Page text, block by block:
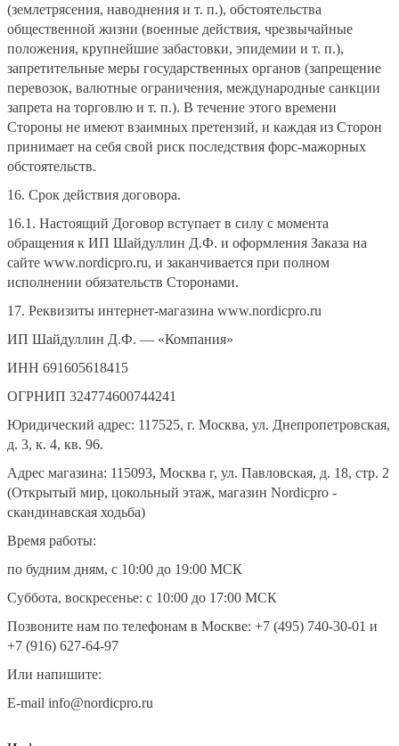
(землетрясения, наводнения и т. п.), обстоятельства
общественной жизни (военные действия, чрезвычайные
положения, крупнейшие забастовки, эпидемии и т. п.),
запретительные меры государственных органов (запрещение
перевозок, валютные ограничения, международные санкции
запрета на торговлю и т. п.). В течение этого времени
Стороны не имеют взаимных претензий, и каждая из Сторон
принимает на себя свой риск последствия форс-мажорных
обстоятельств.
16. Срок действия договора.
16.1. Настоящий Договор вступает в силу с момента
обращения к ИП Шайдуллин Д.Ф. и оформления Заказа на
сайте www.nordicpro.ru, и заканчивается при полном
исполнении обязательств Сторонами.
17. Реквизиты интернет-магазина www.nordicpro.ru
ИП Шайдуллин Д.Ф. — «Компания»
ИНН 691605618415
ОГРНИП 324774600744241
Юридический адрес: 117525, г. Москва, ул. Днепропетровская,
д. 3, к. 4, кв. 96.
Адрес магазина: 115093, Москва г, ул. Павловская, д. 18, стр. 2
(Открытый мир, цокольный этаж, магазин Nordicpro -
скандинавская ходьба)
Время работы:
по будним дням, с 10:00 до 19:00 МСК
Суббота, воскресенье: с 10:00 до 17:00 МСК
Позвоните нам по телефонам в Москве: +7 (495) 740-30-01 и
+7 (916) 627-64-97
Или напишите:
E-mail info@nordicpro.ru